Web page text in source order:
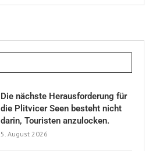
Die nächste Herausforderung für
die Plitvicer Seen besteht nicht
darin, Touristen anzulocken.
5. August 2026